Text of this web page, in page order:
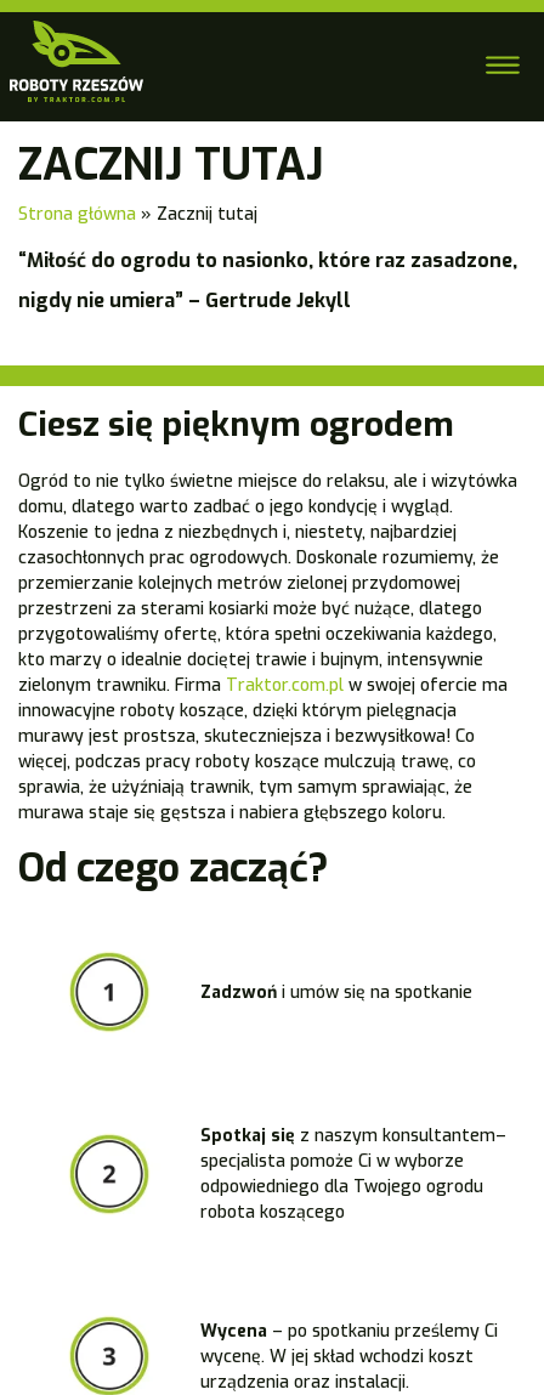
ZACZNIJ TUTAJ
Strona główna » Zacznij tutaj
“Miłość do ogrodu to nasionko, które raz zasadzone,
nigdy nie umiera” – Gertrude Jekyll
Ciesz się pięknym ogrodem
Ogród to nie tylko świetne miejsce do relaksu, ale i wizytówka
domu, dlatego warto zadbać o jego kondycję i wygląd.
Koszenie to jedna z niezbędnych i, niestety, najbardziej
czasochłonnych prac ogrodowych. Doskonale rozumiemy, że
przemierzanie kolejnych metrów zielonej przydomowej
przestrzeni za sterami kosiarki może być nużące, dlatego
przygotowaliśmy ofertę, która spełni oczekiwania każdego,
kto marzy o idealnie dociętej trawie i bujnym, intensywnie
zielonym trawniku. Firma Traktor.com.pl w swojej ofercie ma
innowacyjne roboty koszące, dzięki którym pielęgnacja
murawy jest prostsza, skuteczniejsza i bezwysiłkowa! Co
więcej, podczas pracy roboty koszące mulczują trawę, co
sprawia, że użyźniają trawnik, tym samym sprawiając, że
murawa staje się gęstsza i nabiera głębszego koloru.
Od czego zacząć?
Zadzwoń i umów się na spotkanie
Spotkaj się z naszym konsultantem–
specjalista pomoże Ci w wyborze
odpowiedniego dla Twojego ogrodu
robota koszącego
Wycena – po spotkaniu prześlemy Ci
wycenę. W jej skład wchodzi koszt
urządzenia oraz instalacji.